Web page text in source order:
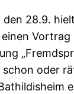
den 28.9.
Vortrag
oder